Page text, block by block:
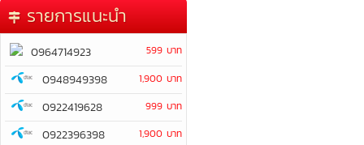
รายการแนะนำ
0964714923 599 บาท
0948949398 1,900 บาท
0922419628 999 บาท
0922396398 1,900 บาท